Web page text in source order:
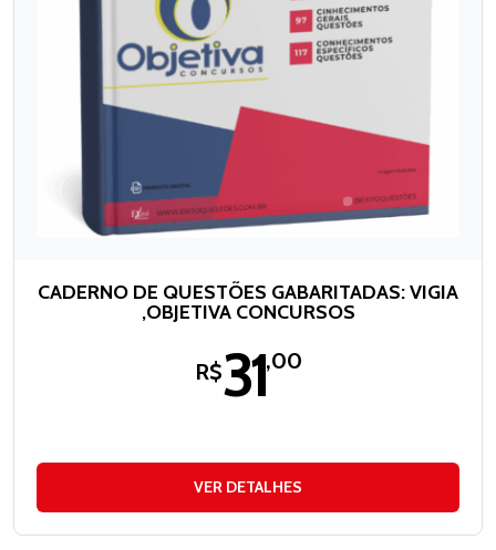
CADERNO DE QUESTÕES GABARITADAS: VIGIA
,OBJETIVA CONCURSOS
R$31,00
VER DETALHES